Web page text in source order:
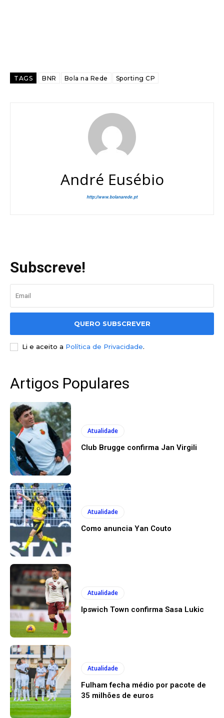
TAGS BNR Bola na Rede Sporting CP
André Eusébio
http://www.bolanarede.pt
Subscreve!
QUERO SUBSCREVER
Li e aceito a Política de Privacidade.
Artigos Populares
Atualidade
Club Brugge confirma Jan Virgili
Atualidade
Como anuncia Yan Couto
Atualidade
Ipswich Town confirma Sasa Lukic
Atualidade
Fulham fecha médio por pacote de
35 milhões de euros